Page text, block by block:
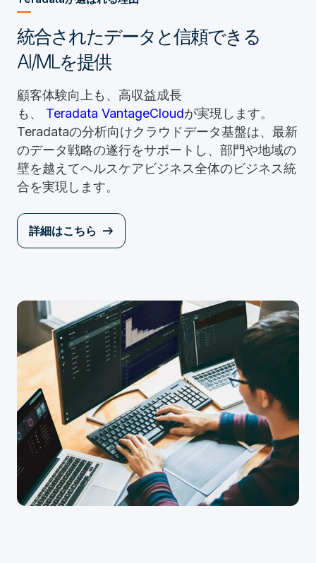
統合されたデータと信頼できる
AI/MLを提供
顧客体験向上も、高収益成長
も、
Teradata VantageCloudが実現します。
Teradataの分析向けクラウドデータ基盤は、最新
のデータ戦略の遂行をサポートし、部門や地域の
壁を越えてヘルスケアビジネス全体のビジネス統
合を実現します。
詳細はこちら